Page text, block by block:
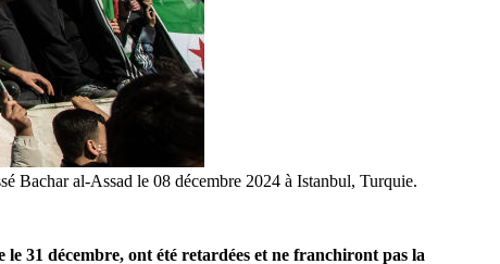
Bachar al-Assad le 08 décembre 2024 à Istanbul, Turquie.
31 décembre, ont été retardées et ne franchiront pas la